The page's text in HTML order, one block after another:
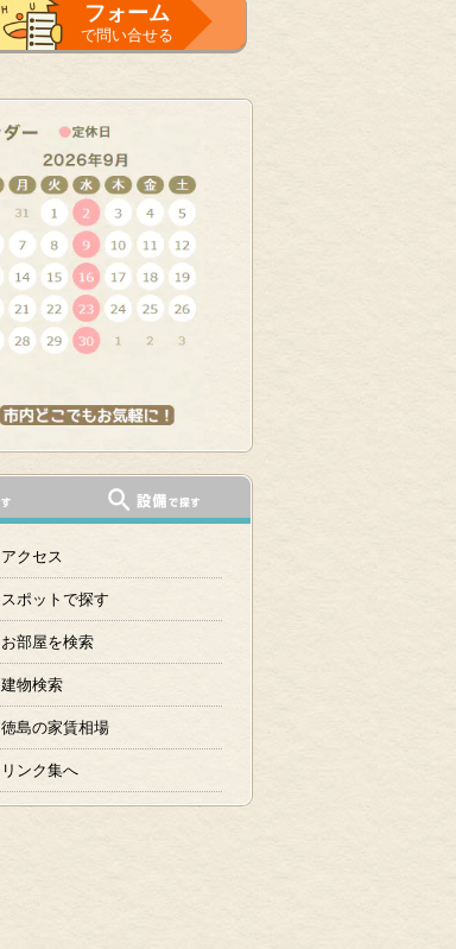
フォーム
で問い合せる
アクセス
スポットで探す
お部屋を検索
建物検索
徳島の家賃相場
リンク集へ